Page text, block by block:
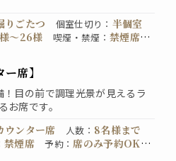
りごたつ 個室仕切り ： 半個室
〜26様 喫煙・禁煙 ： 禁煙席
ー席】
！目の前で調理光景が見えるラ
お席です。
ウンター席 人数 ： 8名様まで
禁煙席 予約： 席のみ予約OK。